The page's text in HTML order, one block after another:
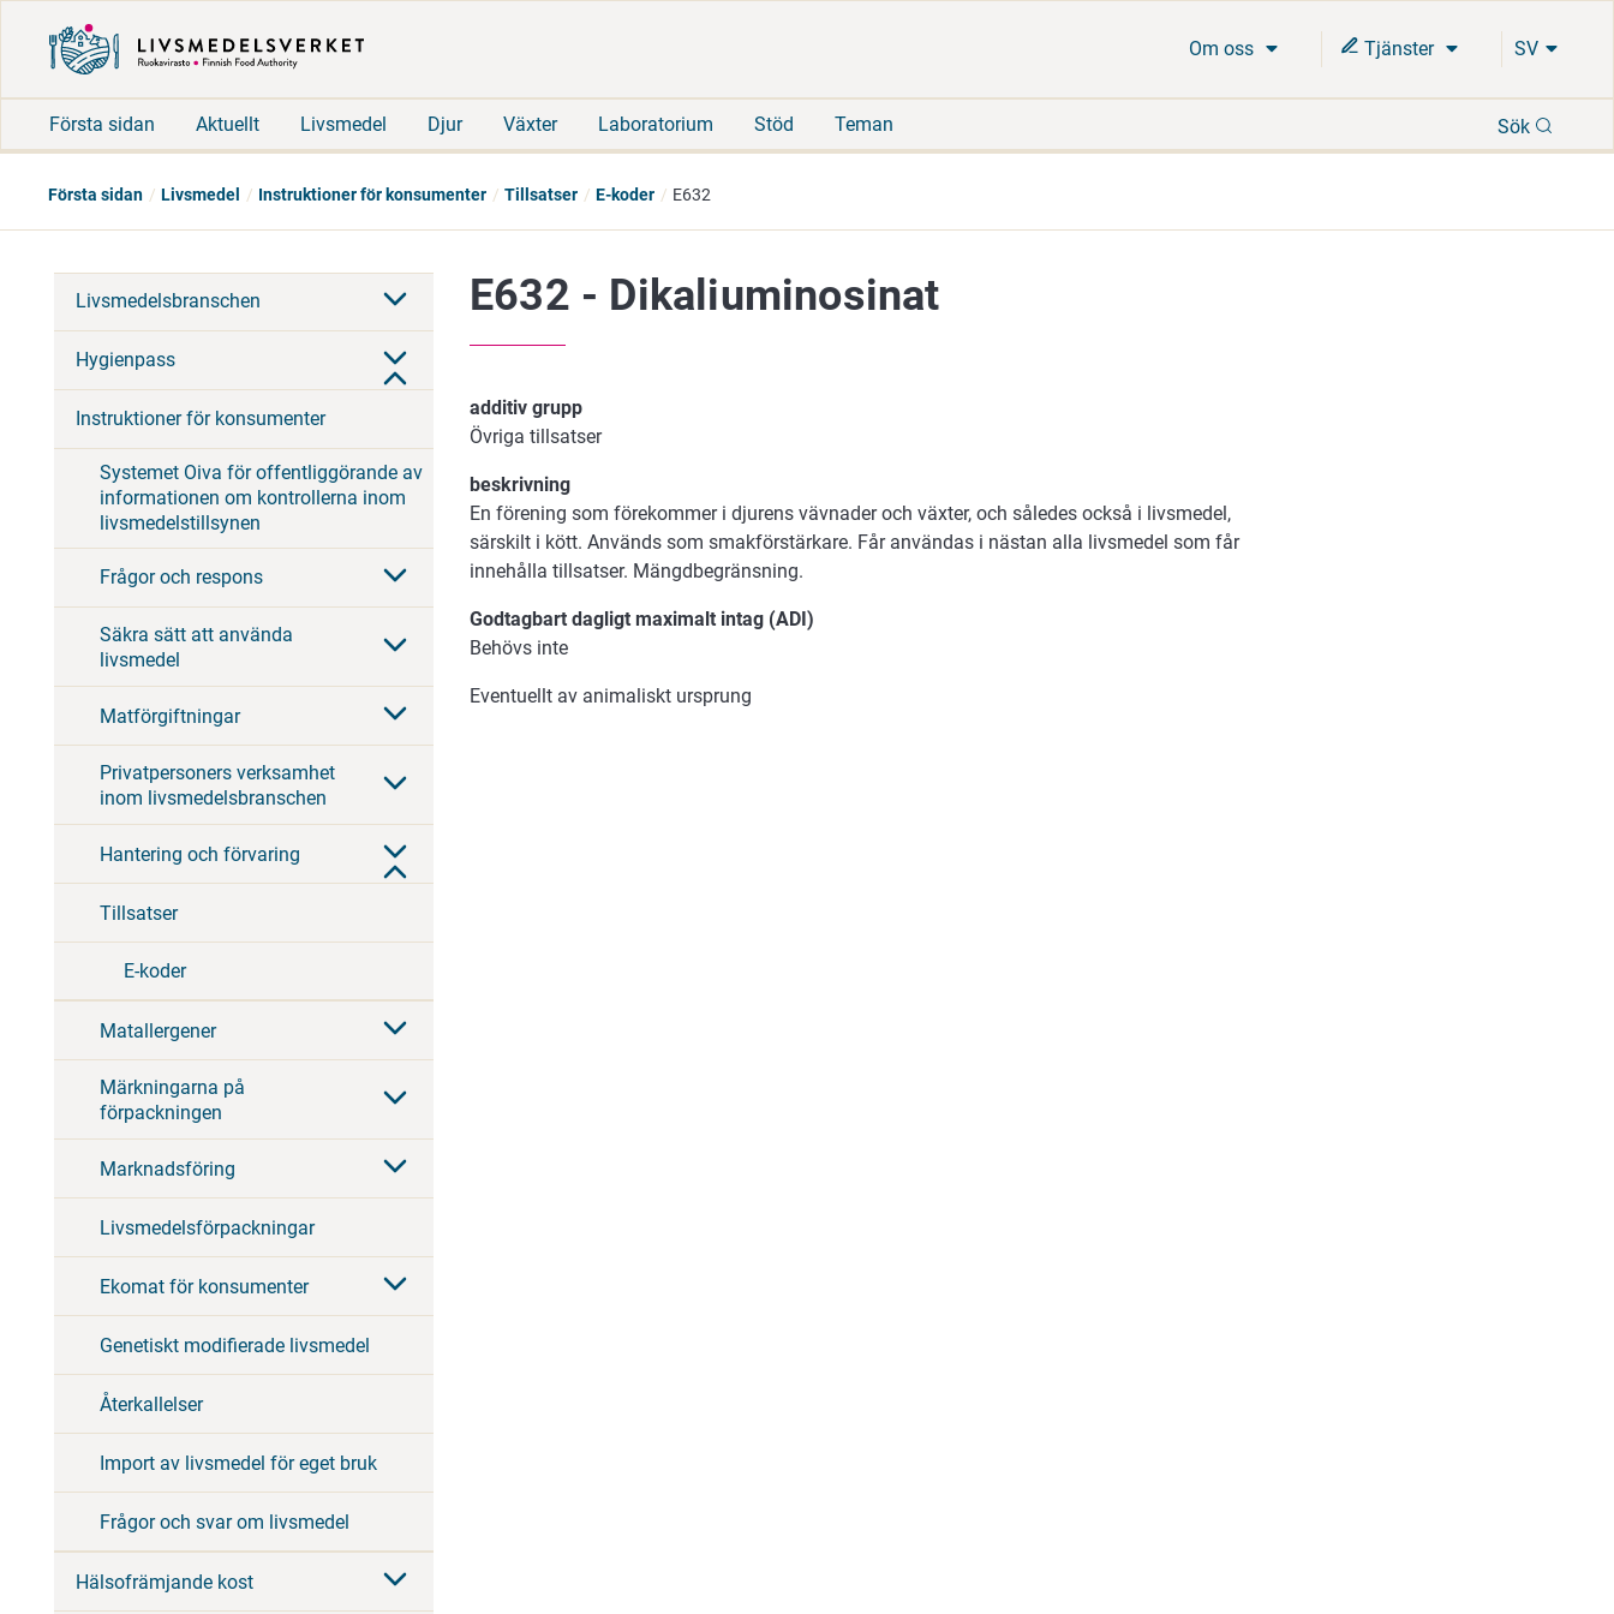
Om oss Tjänster SV
Första sidan Aktuellt Livsmedel Djur Växter Laboratorium Stöd Teman Sök
Första sidan Livsmedel Instruktioner för konsumenter Tillsatser E-koder E632
Livsmedelsbranschen
Hygienpass
Instruktioner för konsumenter
Systemet Oiva för offentliggörande av
informationen om kontrollerna inom
livsmedelstillsynen
Frågor och respons
Säkra sätt att använda
livsmedel
Matförgiftningar
Privatpersoners verksamhet
inom livsmedelsbranschen
Hantering och förvaring
Tillsatser
E-koder
Matallergener
Märkningarna på
förpackningen
Marknadsföring
Livsmedelsförpackningar
Ekomat för konsumenter
Genetiskt modifierade livsmedel
Återkallelser
Import av livsmedel för eget bruk
Frågor och svar om livsmedel
Hälsofrämjande kost
E632 - Dikaliuminosinat
additiv grupp
Övriga tillsatser
beskrivning
En förening som förekommer i djurens vävnader och växter, och således också i livsmedel,
särskilt i kött. Används som smakförstärkare. Får användas i nästan alla livsmedel som får
innehålla tillsatser. Mängdbegränsning.
Godtagbart dagligt maximalt intag (ADI)
Behövs inte
Eventuellt av animaliskt ursprung